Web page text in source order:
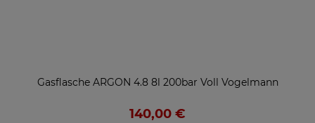
Gasflasche ARGON 4.8 8l 200bar Voll Vogelmann
140,00 €